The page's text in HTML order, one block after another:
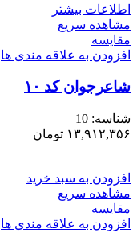
اطلاعات بیشتر
مشاهده سریع
مقایسه
افزودن به علاقه مندی ها
شاعرجوان کد ۱۰
شناسه: 10
۱۳,۹۱۲,۳۵۶ تومان
افزودن به سبد خرید
مشاهده سریع
مقایسه
افزودن به علاقه مندی ها